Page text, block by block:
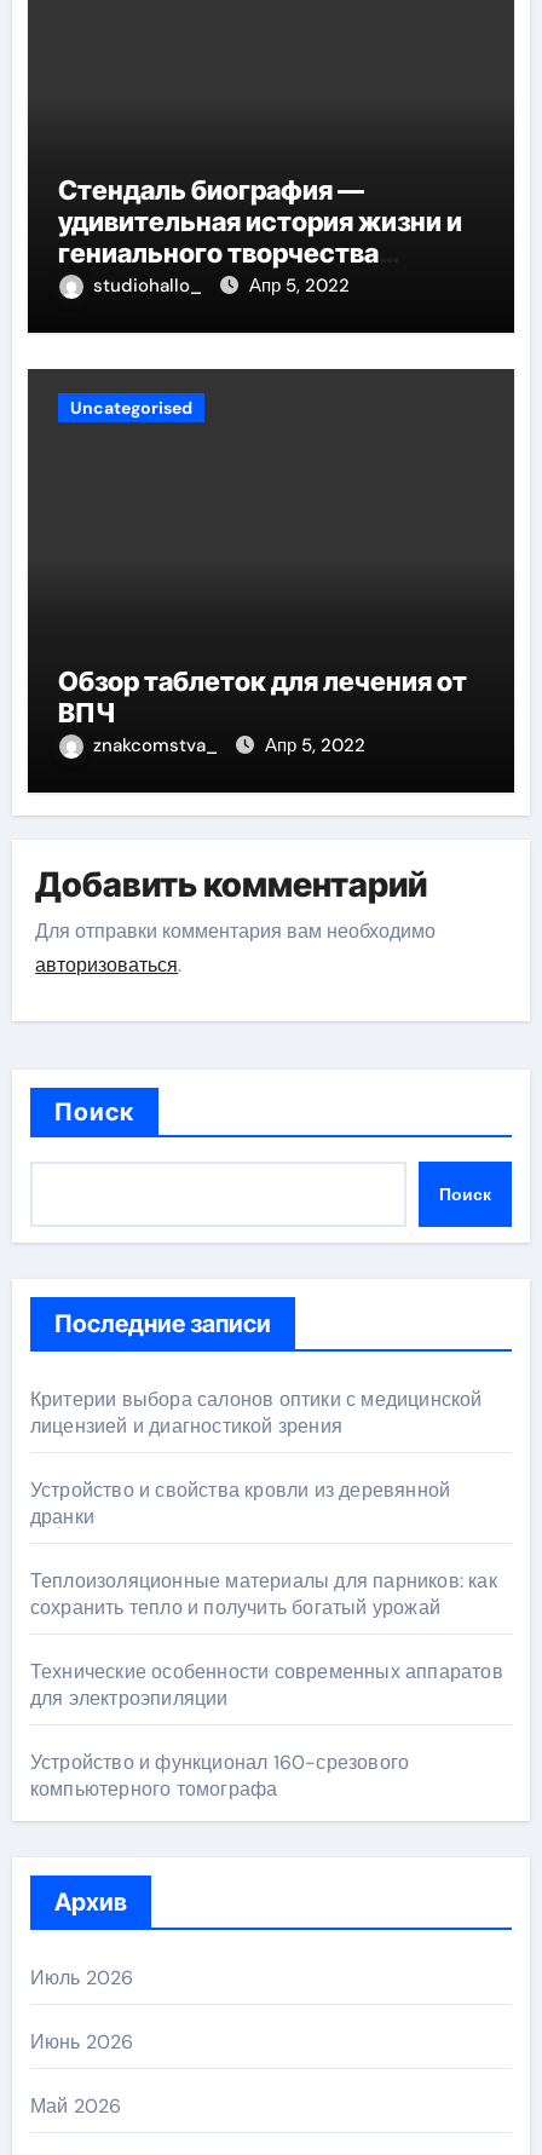
Стендаль биография —
удивительная история жизни и
гениального творчества
великого писателя
studiohallo_ Апр 5, 2022
Uncategorised
Обзор таблеток для лечения от
ВПЧ
znakcomstva_ Апр 5, 2022
Добавить комментарий
Для отправки комментария вам необходимо
авторизоваться.
Поиск
Поиск
Последние записи
Критерии выбора салонов оптики с медицинской
лицензией и диагностикой зрения
Устройство и свойства кровли из деревянной
дранки
Теплоизоляционные материалы для парников: как
сохранить тепло и получить богатый урожай
Технические особенности современных аппаратов
для электроэпиляции
Устройство и функционал 160-срезового
компьютерного томографа
Архив
Июль 2026
Июнь 2026
Май 2026